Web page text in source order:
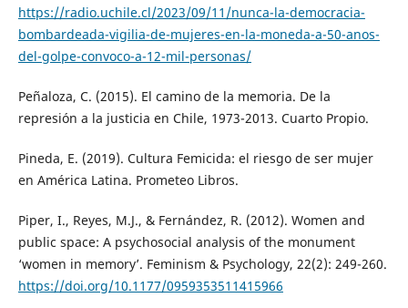
https://radio.uchile.cl/2023/09/11/nunca-la-democracia-
bombardeada-vigilia-de-mujeres-en-la-moneda-a-50-anos-
del-golpe-convoco-a-12-mil-personas/
Peñaloza, C. (2015). El camino de la memoria. De la
represión a la justicia en Chile, 1973-2013. Cuarto Propio.
Pineda, E. (2019). Cultura Femicida: el riesgo de ser mujer
en América Latina. Prometeo Libros.
Piper, I., Reyes, M.J., & Fernández, R. (2012). Women and
public space: A psychosocial analysis of the monument
‘women in memory’. Feminism & Psychology, 22(2): 249-260.
https://doi.org/10.1177/0959353511415966